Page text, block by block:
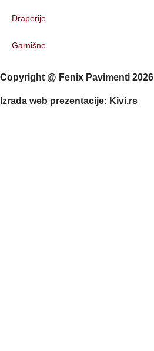
Draperije
Garnišne
Copyright @ Fenix Pavimenti 2026
Izrada web prezentacije: Kivi.rs